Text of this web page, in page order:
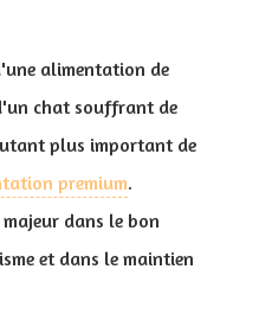
alimentation de
chat souffrant de
plus important de
premium.
dans le bon
et dans le maintien